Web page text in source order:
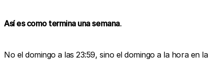
Así es como termina una semana.
No el domingo a las 23:59, sino el domingo a la hora en la